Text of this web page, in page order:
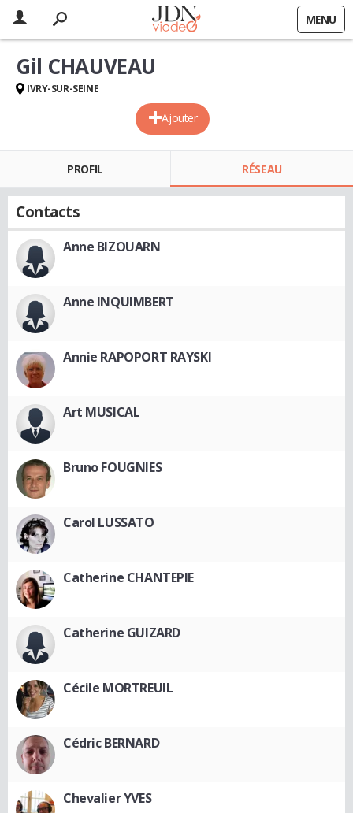
MENU
Ajouter
Gil CHAUVEAU
IVRY-SUR-SEINE
PROFIL RÉSEAU
Contacts
Anne BIZOUARN
Anne INQUIMBERT
Annie RAPOPORT RAYSKI
Art MUSICAL
Bruno FOUGNIES
Carol LUSSATO
Catherine CHANTEPIE
Catherine GUIZARD
Cécile MORTREUIL
Cédric BERNARD
Chevalier YVES